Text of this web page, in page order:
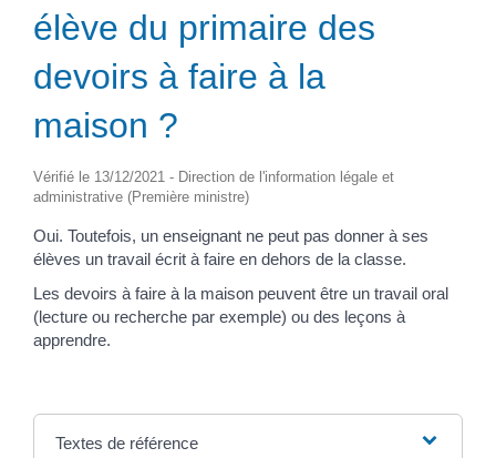
élève du primaire des
devoirs à faire à la
maison ?
Vérifié le 13/12/2021 - Direction de l'information légale et
administrative (Première ministre)
Oui. Toutefois, un enseignant ne peut pas donner à ses
élèves un travail écrit à faire en dehors de la classe.
Les devoirs à faire à la maison peuvent être un travail oral
(lecture ou recherche par exemple) ou des leçons à
apprendre.
Textes de référence